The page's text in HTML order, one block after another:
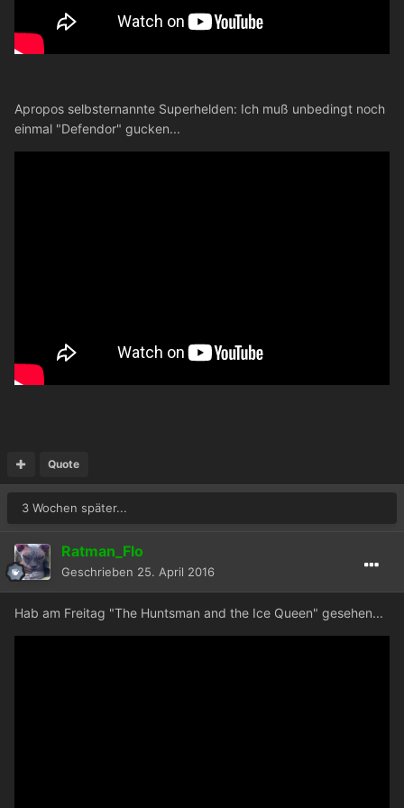
Apropos selbsternannte Superhelden: Ich muß unbedingt noch
einmal "Defendor" gucken...
Quote
3 Wochen später...
Ratman_Flo
Geschrieben 25. April 2016
Hab am Freitag "The Huntsman and the Ice Queen" gesehen...